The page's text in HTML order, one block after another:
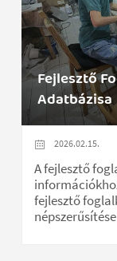
Fejlesztő
Adatbázisa
2026.02.15.
A fejlesztő
fejlesztő